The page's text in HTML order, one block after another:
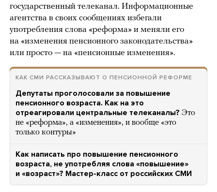
государственный телеканал. Информационные
агентства в своих сообщениях избегали
употребления слова «реформа» и меняли его
на «изменения пенсионного законодательства»
или просто — на «пенсионные изменения».
КАК СМИ РАССКАЗЫВАЮТ О ПЕНСИОННОЙ РЕФОРМЕ
Депутаты проголосовали за повышение
пенсионного возраста. Как на это
отреагировали центральные телеканалы? Это
не «реформа», а «изменения», и вообще «это
только контуры»
Как написать про повышение пенсионного
возраста, не употребляя слова «повышение»
и «возраст»? Мастер-класс от российских СМИ